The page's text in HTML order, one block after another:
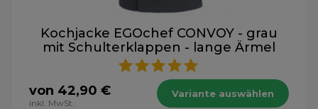
Kochjacke EGOchef CONVOY - grau
mit Schulterklappen - lange Ärmel
von 42,90 €
inkl. MwSt.
Variante auswählen